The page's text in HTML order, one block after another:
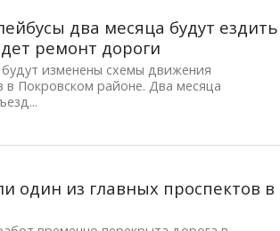
два месяца будут ездить
ремонт дороги
изменены схемы движения
Покровском районе. Два месяца
один из главных проспектов в